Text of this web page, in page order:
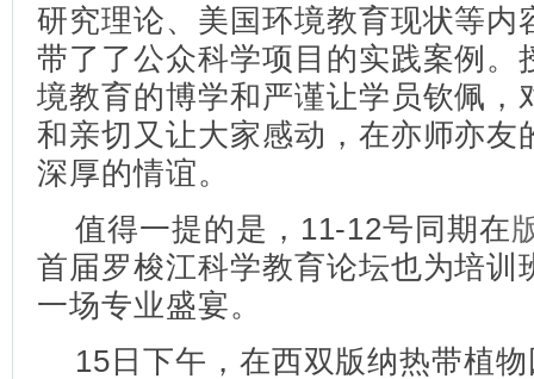
研究理论、美国环境教育现状等内
带了了公众科学项目的实践案例。
境教育的博学和严谨让学员钦佩，
和亲切又让大家感动，在亦师亦友
深厚的情谊。
值得一提的是，11-12号同期在
首届罗梭江科学教育论坛也为培训
一场专业盛宴。
15日下午，在西双版纳热带植物